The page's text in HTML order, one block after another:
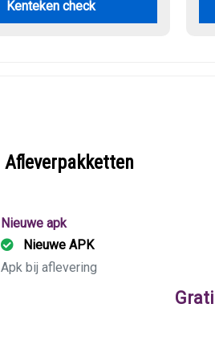
Kenteken check
Afleverpakketten
Nieuwe apk
Nieuwe APK
Apk bij aflevering